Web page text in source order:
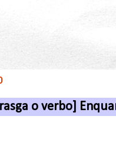
o verbo]